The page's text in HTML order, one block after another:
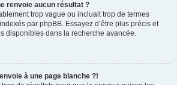
renvoie aucun résultat ?
trop vague ou incluait trop de termes
par phpBB. Essayez d’être plus précis et
disponibles dans la recherche avancée.
à une page blanche ?!